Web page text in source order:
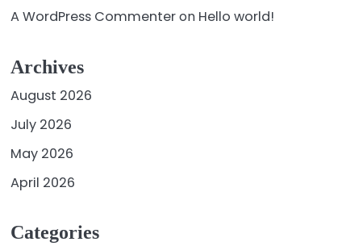
A WordPress Commenteron Hello world!
Archives
August 2026
July 2026
May 2026
April 2026
Categories